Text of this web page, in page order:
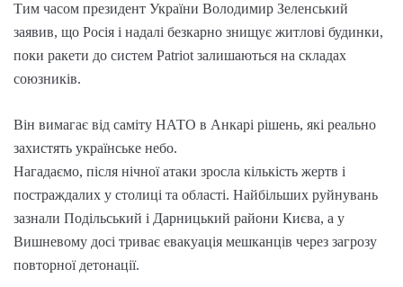
Тим часом президент України Володимир Зеленський
заявив, що Росія і надалі безкарно знищує житлові будинки,
поки ракети до систем Patriot залишаються на складах
союзників.
Він вимагає від саміту НАТО в Анкарі рішень, які реально
захистять українське небо.
Нагадаємо, після нічної атаки зросла кількість жертв і
постраждалих у столиці та області. Найбільших руйнувань
зазнали Подільський і Дарницький райони Києва, а у
Вишневому досі триває евакуація мешканців через загрозу
повторної детонації.